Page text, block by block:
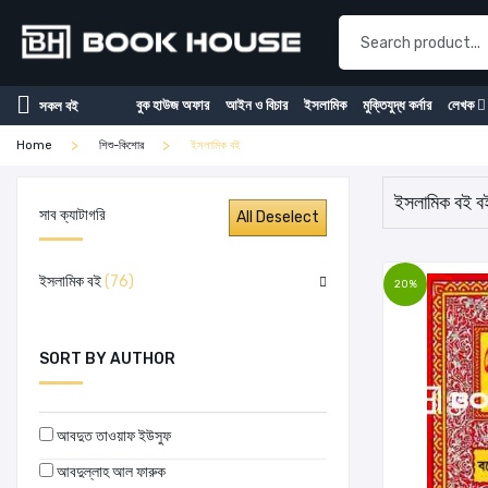
সকল বই বুক হাউজ অফার আইন ও বিচার ইসলামিক মুক্তিযুদ্ধ কর্নার লেখক
Home শিশু-কিশোর ইসলামিক বই
সাব ক্যাটাগরি
ইসলামিক বই(76)
SORT BY AUTHOR
আবদুত তাওয়াফ ইউসুফ
আবদুল্লাহ আল ফারুক
ইসলামিক বই
20%